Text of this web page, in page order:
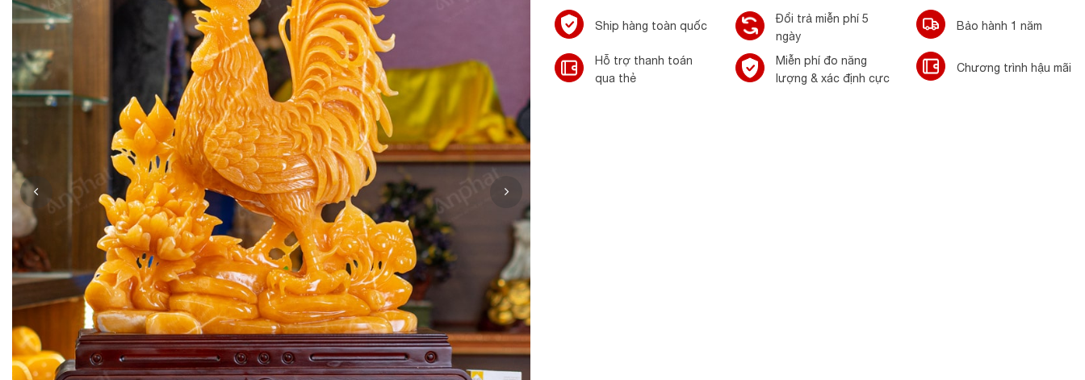
Ship hàng toàn quốc
Đổi trả miễn phí 5
ngày
Bảo hành 1 năm
Hỗ trợ thanh toán
qua thẻ
Miễn phí đo năng
lượng & xác định cực
Chương trình hậu mãi